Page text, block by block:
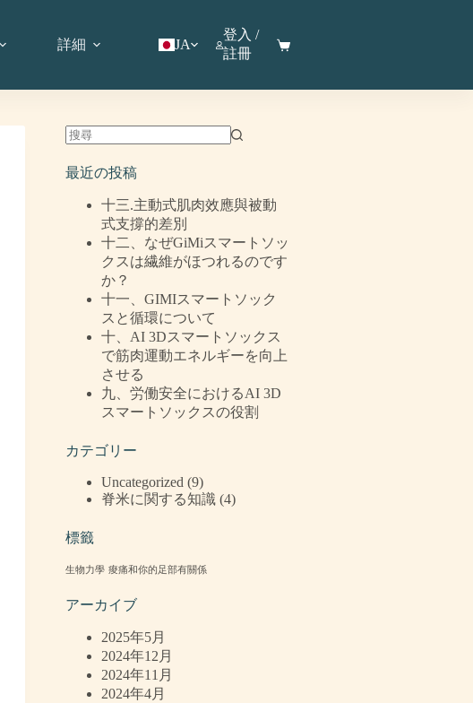
詳細 JA
登入 /
註冊
最近の投稿
十三.主動式肌肉效應與被動
式支撐的差別
十二、なぜGiMiスマートソッ
クスは繊維がほつれるのです
か？
十一、GIMIスマートソック
スと循環について
十、AI 3Dスマートソックス
で筋肉運動エネルギーを向上
させる
九、労働安全におけるAI 3D
スマートソックスの役割
カテゴリー
Uncategorized (9)
脊米に関する知識 (4)
標籤
生物力學 痠痛和你的足部有關係
アーカイブ
2025年5月
2024年12月
2024年11月
2024年4月